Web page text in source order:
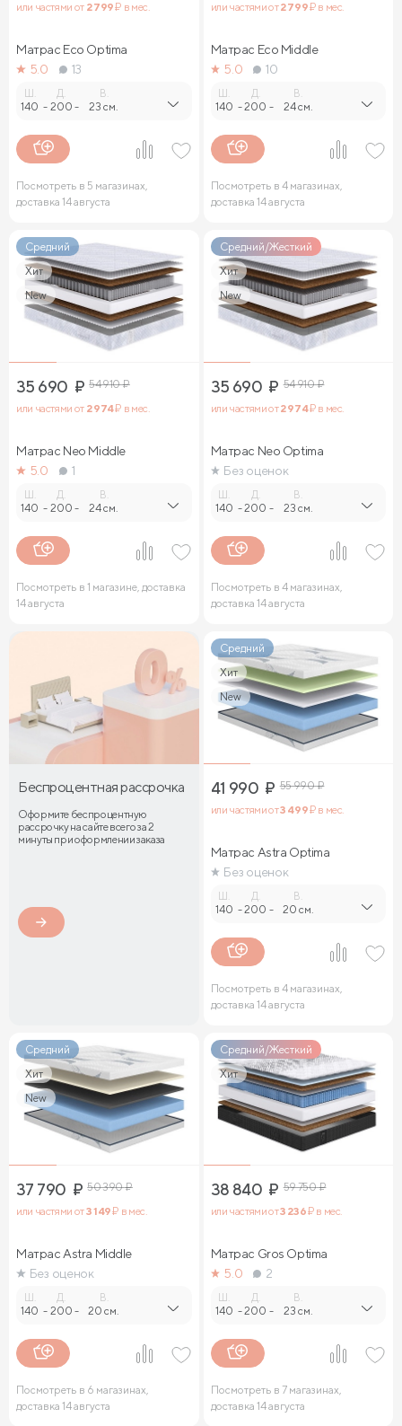
или частями от 2 799₽ в мес.
Матрас Eco Optima
5.0
13
140 -
Д.
200 -
В.
23 см.
Посмотреть в 5 магазинах,
доставка 14 августа
или частями от2 799₽ в мес.
Матрас Eco Middle
5.0
10
140 -
Д.
200 -
В.
24 см.
Посмотреть в 4 магазинах,
доставка 14 августа
Средний
Хит
New
35 690 ₽ 54 910₽
или частями от 2 974₽ в мес.
Матрас Neo Middle
5.0
1
140 -
Д.
200 -
В.
24 см.
Посмотреть в 1 магазине, доставка
14 августа
Средний/Жесткий
Хит
New
35 690 ₽ 54 910₽
или частями от2 974₽ в мес.
Матрас Neo Optima
Без оценок
140 -
Д.
200 -
В.
23 см.
Посмотреть в 4 магазинах,
доставка 14 августа
Беспроцентная рассрочка
Оформите беспроцентную
рассрочку на сайте всего за 2
минуты при оформлении заказа
Средний
Хит
New
41 990 ₽ 55 990₽
или частями от3 499₽ в мес.
Матрас Astra Optima
Без оценок
140 -
Д.
200 -
В.
20 см.
Посмотреть в 4 магазинах,
доставка 14 августа
Средний
Хит
New
37 790 ₽ 50 390₽
или частями от3 149₽ в мес.
Матрас Astra Middle
Без оценок
140 -
Д.
200 -
В.
20 см.
Посмотреть в 6 магазинах,
доставка 14 августа
Средний/Жесткий
Хит
38 840 ₽ 59 750₽
или частями от3 236₽ в мес.
Матрас Gros Optima
5.0
2
140 -
Д.
200 -
В.
23 см.
Посмотреть в 7 магазинах,
доставка 14 августа